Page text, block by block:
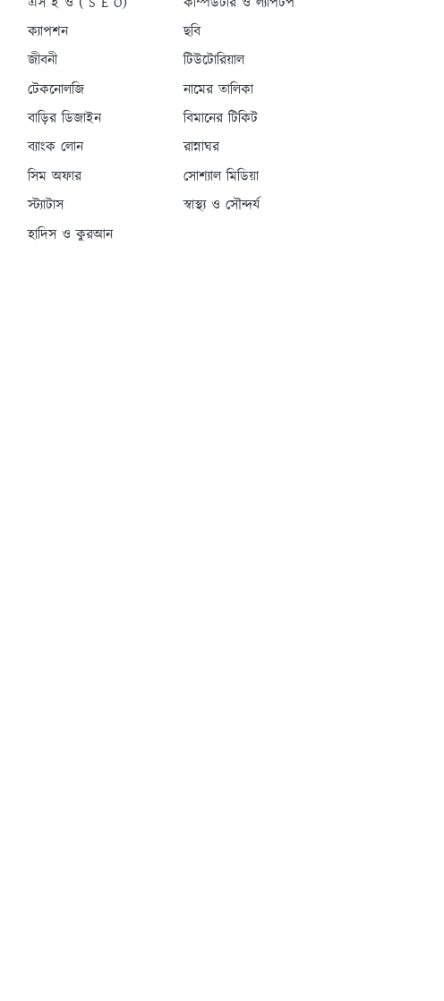
ক্যাপশন
ছবি
জীবনী
টিউটোরিয়াল
টেকনোলজি
নামের তালিকা
বাড়ির ডিজাইন
বিমানের টিকিট
ব্যাংক লোন
রান্নাঘর
সিম অফার
সোশ্যাল মিডিয়া
স্ট্যাটাস
স্বাস্থ্য ও সৌন্দর্য
হাদিস ও কুরআন